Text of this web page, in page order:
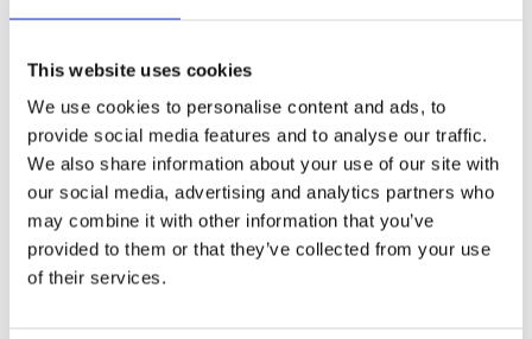
This website uses cookies
We use cookies to personalise content and ads, to
provide social media features and to analyse our traffic.
We also share information about your use of our site with
our social media, advertising and analytics partners who
may combine it with other information that you’ve
provided to them or that they’ve collected from your use
of their services.
Combo nøkkelformet nøkkelring
16kr
Velg alternativ